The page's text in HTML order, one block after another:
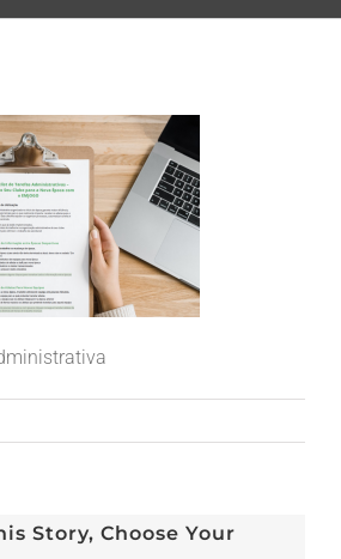
Story, Choose Your